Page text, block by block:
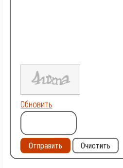
Обновить
Отправить Очистить